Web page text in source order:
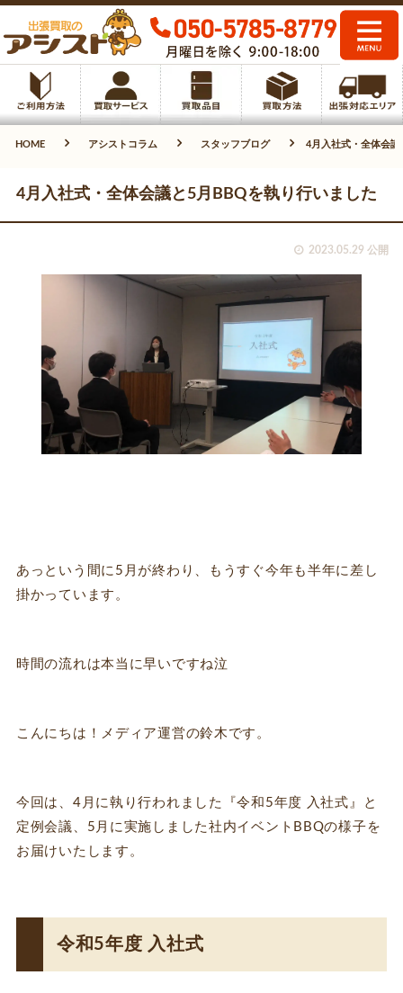
HOME アシストコラム スタッフブログ 4月入社式・全体会
4月入社式・全体会議と5月BBQを執り行いました
2023.05.29 公開
あっという間に5月が終わり、もうすぐ今年も半年に差し
掛かっています。
時間の流れは本当に早いですね泣
こんにちは！メディア運営の鈴木です。
今回は、4月に執り行われました『令和5年度 入社式』と
定例会議、5月に実施しました社内イベントBBQの様子を
お届けいたします。
令和5年度 入社式